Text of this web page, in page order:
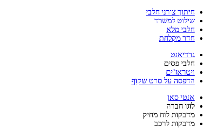
חיתוך צורני חלבי
שילוט למשרד
חלבי מלא
חדר מקלחת
גרדיאנט
חלבי פסים
ויטראז’ים
הדפסה על סרט שקוף
אנטי סאן
לֹוגו חברה
מדבקות לוח מחיק
מדבקות לרכב